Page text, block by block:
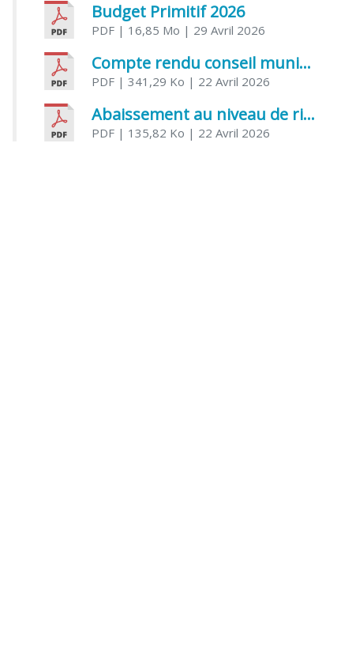
Budget Primitif 2026
PDF | 16,85 Mo | 29 Avril 2026
Compte rendu conseil municipal – 7 avril 2026
PDF | 341,29 Ko | 22 Avril 2026
Abaissement au niveau de risque modéré de l’Influenza aviaire
PDF | 135,82 Ko | 22 Avril 2026